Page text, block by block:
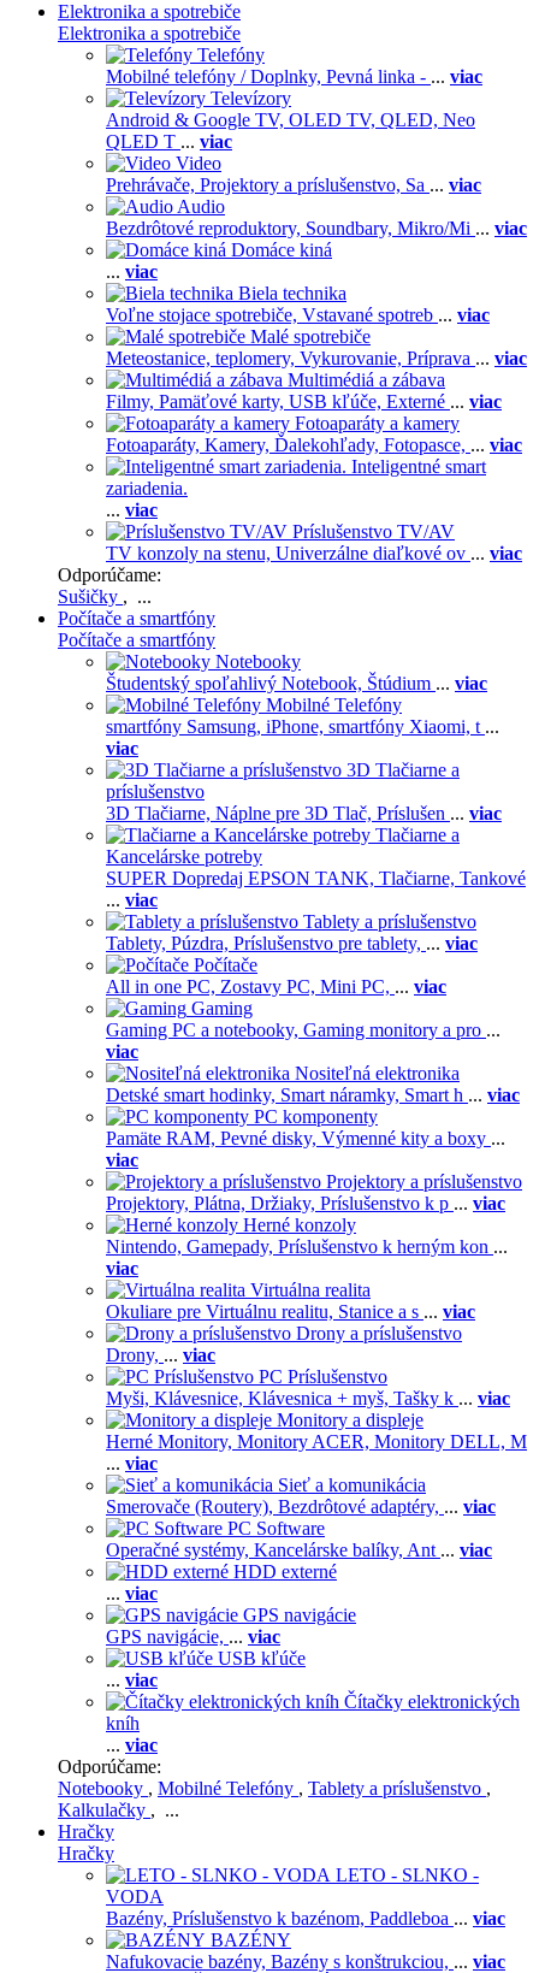
Elektronika a spotrebiče
Elektronika a spotrebiče
Telefóny
Mobilné telefóny / Doplnky, Pevná linka - ... viac
Televízory
Android & Google TV, OLED TV, QLED, Neo
QLED T ... viac
Video
Prehrávače, Projektory a príslušenstvo, Sa ... viac
Audio
Bezdrôtové reproduktory, Soundbary, Mikro/Mi ... viac
Domáce kiná
... viac
Biela technika
Voľne stojace spotrebiče, Vstavané spotreb ... viac
Malé spotrebiče
Meteostanice, teplomery, Vykurovanie, Príprava ... viac
Multimédiá a zábava
Filmy, Pamäťové karty, USB kľúče, Externé ... viac
Fotoaparáty a kamery
Fotoaparáty, Kamery, Ďalekohľady, Fotopasce, ... viac
Inteligentné smart
zariadenia.
... viac
Príslušenstvo TV/AV
TV konzoly na stenu, Univerzálne diaľkové ov ... viac
Odporúčame:
Sušičky , ...
Počítače a smartfóny
Počítače a smartfóny
Notebooky
Študentský spoľahlivý Notebook, Štúdium ... viac
Mobilné Telefóny
smartfóny Samsung, iPhone, smartfóny Xiaomi, t ...
viac
3D Tlačiarne a
príslušenstvo
3D Tlačiarne, Náplne pre 3D Tlač, Príslušen ... viac
Tlačiarne a
Kancelárske potreby
SUPER Dopredaj EPSON TANK, Tlačiarne, Tankové
... viac
Tablety a príslušenstvo
Tablety, Púzdra, Príslušenstvo pre tablety, ... viac
Počítače
All in one PC, Zostavy PC, Mini PC, ... viac
Gaming
Gaming PC a notebooky, Gaming monitory a pro ...
viac
Nositeľná elektronika
Detské smart hodinky, Smart náramky, Smart h ... viac
PC komponenty
Pamäte RAM, Pevné disky, Výmenné kity a boxy ...
viac
Projektory a príslušenstvo
Projektory, Plátna, Držiaky, Príslušenstvo k p ... viac
Herné konzoly
Nintendo, Gamepady, Príslušenstvo k herným kon ...
viac
Virtuálna realita
Okuliare pre Virtuálnu realitu, Stanice a s ... viac
Drony a príslušenstvo
Drony, ... viac
PC Príslušenstvo
Myši, Klávesnice, Klávesnica + myš, Tašky k ... viac
Monitory a displeje
Herné Monitory, Monitory ACER, Monitory DELL, M
... viac
Sieť a komunikácia
Smerovače (Routery), Bezdrôtové adaptéry, ... viac
PC Software
Operačné systémy, Kancelárske balíky, Ant ... viac
HDD externé
... viac
GPS navigácie
GPS navigácie, ... viac
USB kľúče
... viac
Čítačky elektronických
kníh
... viac
Odporúčame:
Notebooky , Mobilné Telefóny , Tablety a príslušenstvo ,
Kalkulačky , ...
Hračky
Hračky
LETO - SLNKO -
VODA
Bazény, Príslušenstvo k bazénom, Paddleboa ... viac
BAZÉNY
Nafukovacie bazény, Bazény s konštrukciou, ... viac